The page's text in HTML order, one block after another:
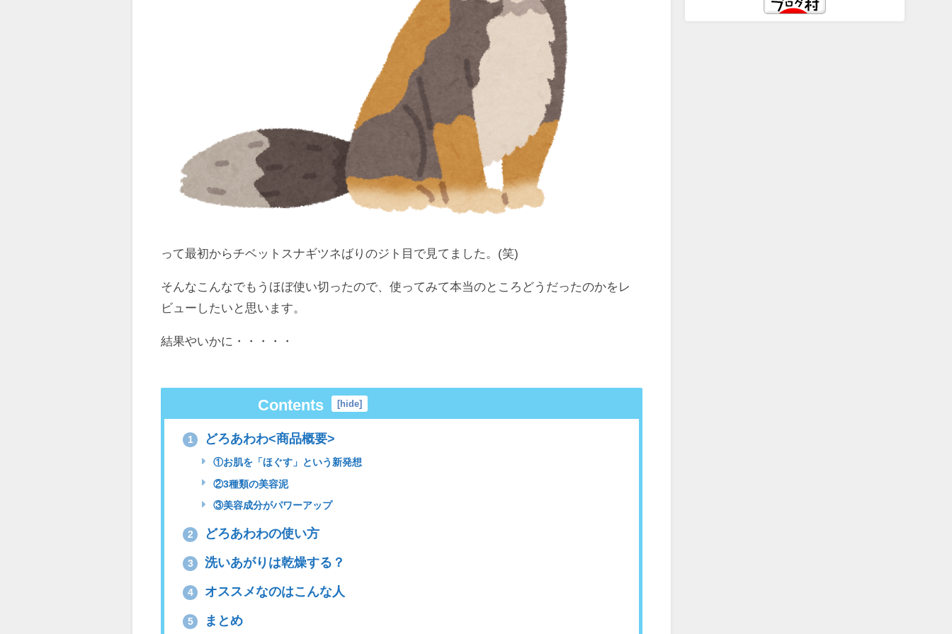
って最初からチベットスナギツネばりのジト目で見てました。(笑)
そんなこんなでもうほぼ使い切ったので、使ってみて本当のところどうだったのかをレ
ビューしたいと思います。
結果やいかに・・・・・
Contents [hide]
1 どろあわわ<商品概要>
①お肌を「ほぐす」という新発想
②3種類の美容泥
③美容成分がパワーアップ
2 どろあわわの使い方
3 洗いあがりは乾燥する？
4 オススメなのはこんな人
5 まとめ